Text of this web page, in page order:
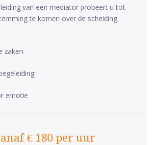
van een mediator probeert u tot
te komen over de scheiding.
zaken
emotie
€ 180 per uur